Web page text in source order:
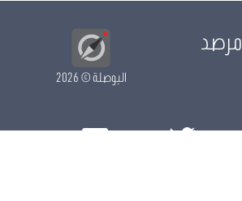
مرصد
البوصلة© 2026